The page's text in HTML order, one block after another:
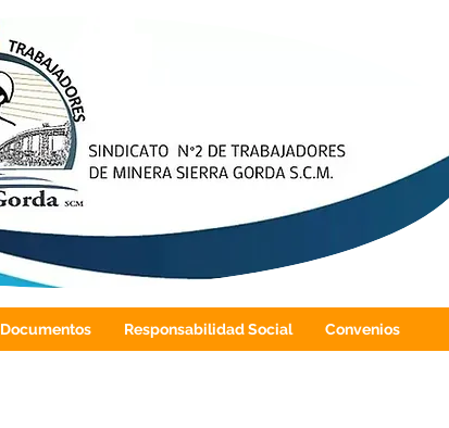
Documentos Responsabilidad Social Convenios